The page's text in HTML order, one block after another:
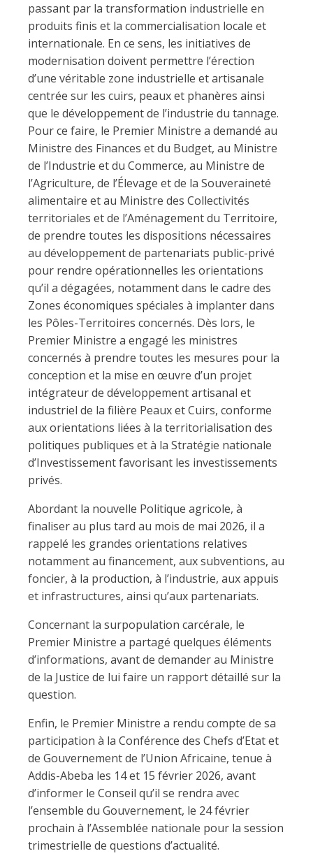
passant par la transformation industrielle en
produits finis et la commercialisation locale et
internationale. En ce sens, les initiatives de
modernisation doivent permettre l’érection
d’une véritable zone industrielle et artisanale
centrée sur les cuirs, peaux et phanères ainsi
que le développement de l’industrie du tannage.
Pour ce faire, le Premier Ministre a demandé au
Ministre des Finances et du Budget, au Ministre
de l’Industrie et du Commerce, au Ministre de
l’Agriculture, de l’Élevage et de la Souveraineté
alimentaire et au Ministre des Collectivités
territoriales et de l’Aménagement du Territoire,
de prendre toutes les dispositions nécessaires
au développement de partenariats public-privé
pour rendre opérationnelles les orientations
qu’il a dégagées, notamment dans le cadre des
Zones économiques spéciales à implanter dans
les Pôles-Territoires concernés. Dès lors, le
Premier Ministre a engagé les ministres
concernés à prendre toutes les mesures pour la
conception et la mise en œuvre d’un projet
intégrateur de développement artisanal et
industriel de la filière Peaux et Cuirs, conforme
aux orientations liées à la territorialisation des
politiques publiques et à la Stratégie nationale
d’Investissement favorisant les investissements
privés.
Abordant la nouvelle Politique agricole, à
finaliser au plus tard au mois de mai 2026, il a
rappelé les grandes orientations relatives
notamment au financement, aux subventions, au
foncier, à la production, à l’industrie, aux appuis
et infrastructures, ainsi qu’aux partenariats.
Concernant la surpopulation carcérale, le
Premier Ministre a partagé quelques éléments
d’informations, avant de demander au Ministre
de la Justice de lui faire un rapport détaillé sur la
question.
Enfin, le Premier Ministre a rendu compte de sa
participation à la Conférence des Chefs d’Etat et
de Gouvernement de l’Union Africaine, tenue à
Addis-Abeba les 14 et 15 février 2026, avant
d’informer le Conseil qu’il se rendra avec
l’ensemble du Gouvernement, le 24 février
prochain à l’Assemblée nationale pour la session
trimestrielle de questions d’actualité.